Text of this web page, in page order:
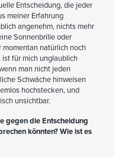
Entscheidung, die jeder
meiner Erfahrung
angenehm, nichts mehr
Sonnenbrille oder
natürlich noch
für mich unglaublich
man nicht jeden
Schwäche hinweisen
hochstecken, und
unsichtbar.
gegen die Entscheidung
könnten? Wie ist es